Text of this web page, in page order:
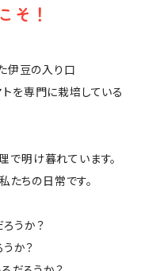
そ！
伊豆の入り口
を専門に栽培している
で明け暮れています。
たちの日常です。
うか？
か？